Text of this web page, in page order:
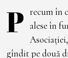
P recum în
alese în
gîndit pe două